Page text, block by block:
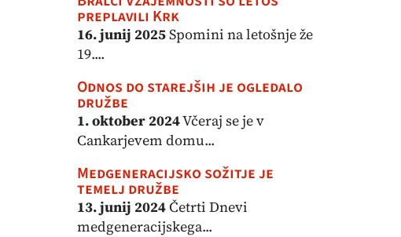
preplavili Krk
16. junij 2025Spomini na letošnje že
19....
Odnos do starejših je ogledalo
družbe
1. oktober 2024Včeraj se je v
Cankarjevem domu...
Medgeneracijsko sožitje je
temelj družbe
13. junij 2024Četrti Dnevi
medgeneracijskega...